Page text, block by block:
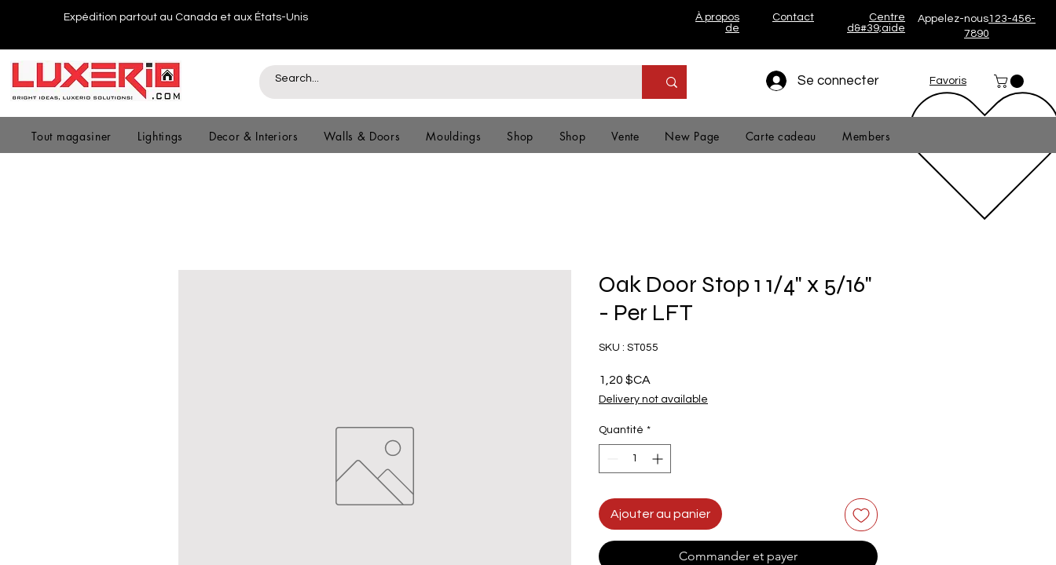
Expédition partout au Canada et aux États-Unis
À propos
de
Contact
Centre
d&#39;aide
Appelez-nous123-456-
7890
Se connecter Favoris
Tout magasiner Lightings Decor & Interiors Walls & Doors Mouldings Shop Shop Vente New Page Carte cadeau Members
Oak Door Stop 1 1/4" x 5/16"
- Per LFT
SKU : ST055
1,20 $CA
Delivery not available
Quantité *
Ajouter au panier
Commander et payer